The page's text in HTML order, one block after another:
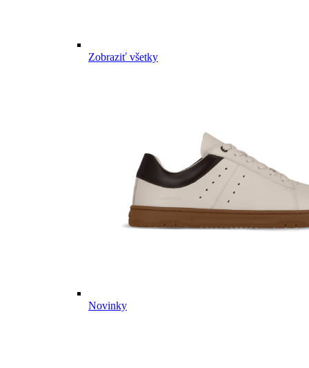
Zobraziť všetky
Novinky